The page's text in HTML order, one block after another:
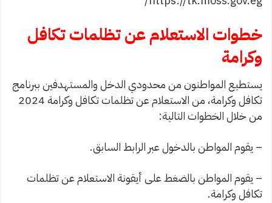
خطوات الاستعلام عن تظلمات تكافل
وكرامة
يستطيع المواطنون من محدودي الدخل والمستهدفين ببرنامج
تكافل وكرامة، من الاستعلام عن تظلمات تكافل وكرامة 2024
من خلال الخطوات التالية:
– يقوم المواطن بالدخول عبر الرابط السابق.
– يقوم المواطن بالضغط على أيقونة الاستعلام عن تظلمات
تكافل وكرامة.